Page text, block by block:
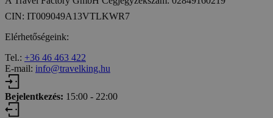
CIN: IT009049A13VTLKWR7
Elérhetőségeink:
Tel.: +36 46 463 422
E-mail: info@travelking.hu
Bejelentkezés: 15:00 - 22:00